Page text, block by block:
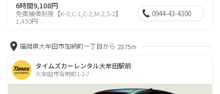
6時間9,108円
免責補償制度【K-0,C-1,C-2,M-2,S-2】
1,430円
0944-43-4300
福岡県大牟田市加納町一丁目から 2875m
タイムズカーレンタル大牟田駅前
大牟田市有明町1-1-7